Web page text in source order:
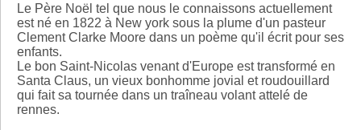
Le Père Noël tel que nous le connaissons actuellement
est né en 1822 à New york sous la plume d'un pasteur
Clement Clarke Moore dans un poème qu'il écrit pour ses
enfants.
Le bon Saint-Nicolas venant d'Europe est transformé en
Santa Claus, un vieux bonhomme jovial et roudouillard
qui fait sa tournée dans un traîneau volant attelé de
rennes.